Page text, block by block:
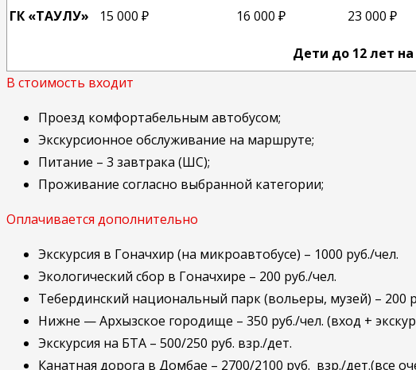
ГК «ТАУЛУ»
15 000 ₽ 16 000 ₽ 23 000 ₽
Дети до 12 лет на
В стоимость входит
Проезд комфортабельным автобусом;
Экскурсионное обслуживание на маршруте;
Питание – 3 завтрака (ШС);
Проживание согласно
Оплачивается дополнительно
Экскурсия в Гоначхир (на микроавтобусе) – 1000 руб./чел.
Экологический сбор в Гоначхире – 200 руб./чел.
Тебердинский национальный парк (вольеры, музей) – 200
Нижне — Архызское городище – 350 руб./чел. (вход +
Экскурсия на БТА – 500/250 руб. взр./дет.
Канатная дорога в Домбае – 2700/2100 руб. взр./дет.(все